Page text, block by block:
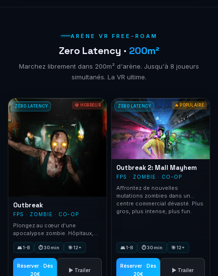
ARÈNE VR FREE-ROAM
Zero Latency · 200m²
Marchez librement dans 200m² d'arène. Jusqu'à 8 joueurs
simultanés. La VR ultime.
ZERO LATENCY 💀 HORREUR
Outbreak
FPS · ZOMBIE · CO-OP
Plongez au cœur d'une
apocalypse zombie. Hôpitaux,
toits et égouts infestés de
zombies ultra-réalistes. Un boss
👥 1-8 ⏱ 30 min 🎯 12+
Réserver · Dès
20€
▶ Trailer
ZERO LATENCY 🔥 POPULAIRE
Outbreak 2: Mall Mayhem
FPS · ZOMBIE · CO-OP
Affrontez de nouvelles
mutations zombies dans un
centre commercial dévasté. Plus
gros, plus intense, plus fun.
👥 1-8 ⏱ 30 min 🎯 12+
Réserver · Dès
20€
▶ Trailer